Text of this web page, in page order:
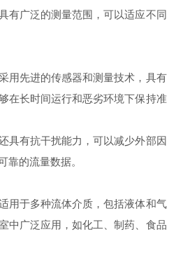
广泛的测量范围，可以适应不同
先进的传感器和测量技术，具有
在长时间运行和恶劣环境下保持准
有抗干扰能力，可以减少外部因
靠的流量数据。
于多种流体介质，包括液体和气
中广泛应用，如化工、制药、食品